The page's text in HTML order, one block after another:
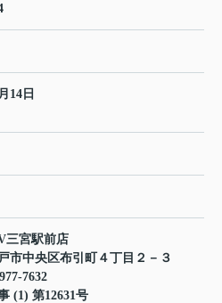
14日
三宮駅前店
市中央区布引町４丁目２－３
7632
(1) 第12631号